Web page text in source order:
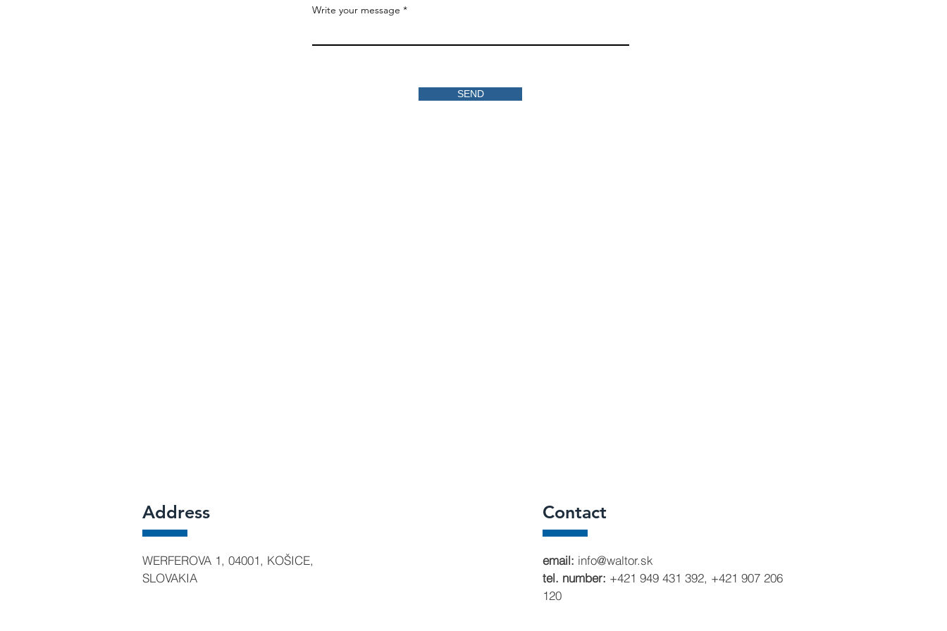
Write your message
SEND
Address Contact
WERFEROVA 1, 04001, KOŠICE,
SLOVAKIA
email: info@waltor.sk
tel. number: +421 949 431 392, +421 907 206
120